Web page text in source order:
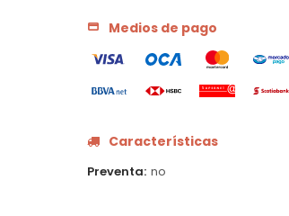
Medios de pago
Características
Preventa no